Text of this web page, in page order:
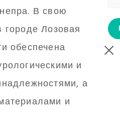
В свою
городе Лозовая
обеспечена
и
а
и